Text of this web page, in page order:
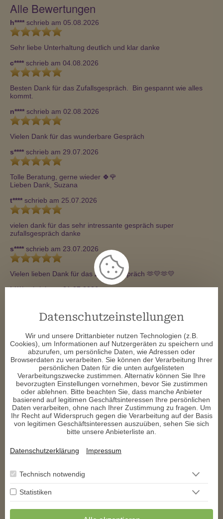
Alle Bewertungen
h**** schrieb am 05.08.2026
Sehr liebe Unterhaltung deutlich und klar danke
c**** schrieb am 04.08.2026
Besten Dank für das Zufallsgespräch.  Bin gespannt wie alles
kommt.
n**** schrieb am 02.08.2026
Vielen Dank für das wunderbare Gespräch
s**** schrieb am 29.07.2026
Tolle Beratung, gerne wieder 🍀🌹
Lieben Dank, Suzana
t**** schrieb am 25.07.2026
vielen dank für das sehr intressante gespräch super
zufallsgespräch danke
s**** schrieb am 23.07.2026
Vielen lieben Dank für das Zufallsgespräch 🫶💛🫶💛
k****schrieb am 21.07.2026
Vielen Dank für das Gespräch
Vielen Dank für das Gespräch
schrieb am 21.07.2026
Danke Dir sehr herzlich für das wirklich interessante
Zufallsgespraech 🥰🍀
t****schrieb am 20.07.2026
Informationen. Ich bin begeistert von ihrer Art, wie sie meinen
1 2 3 4 >
Datenschutzeinstellungen
Wir und unsere Drittanbieter nutzen Technologien (z.B.
Cookies), um Informationen auf Nutzergeräten zu speichern und
abzurufen, um persönliche Daten, wie Adressen oder
Browserdaten zu verarbeiten. Sie können der Verarbeitung Ihrer
persönlichen Daten für die unten aufgelisteten
Verarbeitungszwecke zustimmen. Alternativ können Sie Ihre
bevorzugten Einstellungen vornehmen, bevor Sie zustimmen
oder ablehnen. Bitte beachten Sie, dass manche Anbieter
basierend auf legitimen Geschäftsinteressen Ihre persönlichen
Daten verarbeiten, ohne nach Ihrer Zustimmung zu fragen. Um
Ihr Recht auf Widerspruch gegen die Verarbeitung auf der Basis
von legitimen Geschäftsinteressen auszuüben, sehen Sie sich
bitte unsere Anbieterliste an.
Datenschutzerklärung Impressum
Technisch notwendig
Statistiken